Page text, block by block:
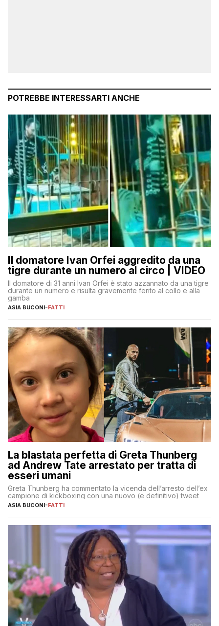
POTREBBE INTERESSARTI ANCHE
Il domatore Ivan Orfei aggredito da una
tigre durante un numero al circo | VIDEO
Il domatore di 31 anni Ivan Orfei è stato azzannato da una tigre
durante un numero e risulta gravemente ferito al collo e alla
gamba
ASIA BUCONI-FATTI
La blastata perfetta di Greta Thunberg
ad Andrew Tate arrestato per tratta di
esseri umani
Greta Thunberg ha commentato la vicenda dell’arresto dell’ex
campione di kickboxing con una nuovo (e definitivo) tweet
ASIA BUCONI-FATTI